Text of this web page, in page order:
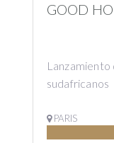
GOOD
Lanzamiento
sudafricanos
PARIS